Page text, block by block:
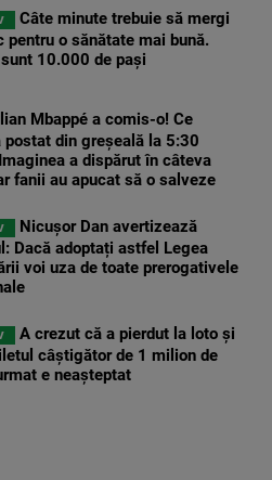
Câte minute trebuie să mergi
pentru o sănătate mai bună.
10.000 de pași
Mbappé a comis-o! Ce
din greșeală la 5:30
a dispărut în câteva
fanii au apucat să o salveze
Nicușor Dan avertizează
Dacă adoptați astfel Legea
voi uza de toate prerogativele
A crezut că a pierdut la loto și
câștigător de 1 milion de
e neașteptat